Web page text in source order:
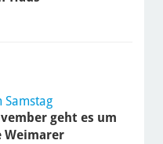
Samstag
geht es um
Weimarer